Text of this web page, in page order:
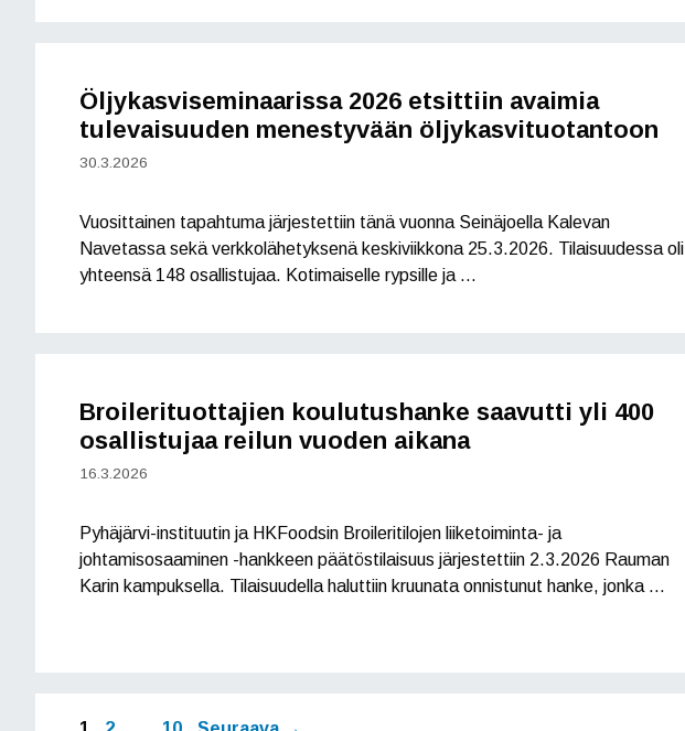
Öljykasviseminaarissa 2026 etsittiin avaimia
tulevaisuuden menestyvään öljykasvituotantoon
30.3.2026
Vuosittainen tapahtuma järjestettiin tänä vuonna Seinäjoella Kalevan
Navetassa sekä verkkolähetyksenä keskiviikkona 25.3.2026. Tilaisuudessa oli
yhteensä 148 osallistujaa. Kotimaiselle rypsille ja …
Broilerituottajien koulutushanke saavutti yli 400
osallistujaa reilun vuoden aikana
16.3.2026
Pyhäjärvi-instituutin ja HKFoodsin Broileritilojen liiketoiminta- ja
johtamisosaaminen -hankkeen päätöstilaisuus järjestettiin 2.3.2026 Rauman
Karin kampuksella. Tilaisuudella haluttiin kruunata onnistunut hanke, jonka …
SivuSivu Sivu